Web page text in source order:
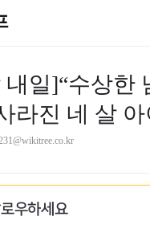
내일]“수상한
라진 네 살 아
우하세요